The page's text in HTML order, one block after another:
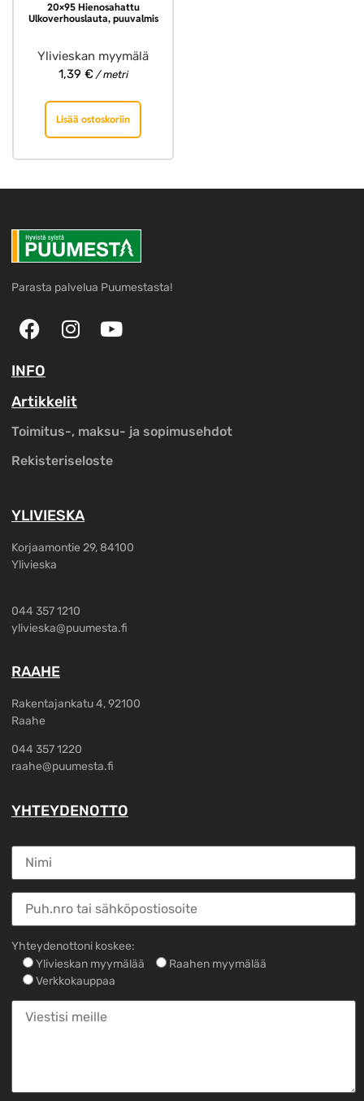
20×95 Hienosahattu
Ulkoverhouslauta, puuvalmis
Ylivieskan myymälä
1,39 €/ metri
Lisää ostoskoriin
Parasta palvelua Puumestasta!
INFO
Artikkelit
Toimitus-, maksu- ja sopimusehdot
Rekisteriseloste
YLIVIESKA
Korjaamontie 29, 84100
Ylivieska
044 357 1210
ylivieska@puumesta.fi
RAAHE
Rakentajankatu 4, 92100
Raahe
044 357 1220
raahe@puumesta.fi
YHTEYDENOTTO
Yhteydenottoni koskee:
Ylivieskan myymälää
Raahen myymälää
Verkkokauppaa